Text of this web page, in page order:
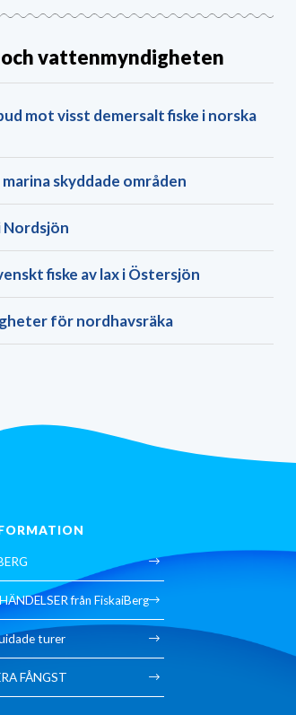
vattenmyndigheten
mot visst demersalt fiske i norska
skyddade områden
Nordsjön
fiske av lax i Östersjön
för nordhavsräka
från FiskaiBerg
turer
FÅNGST